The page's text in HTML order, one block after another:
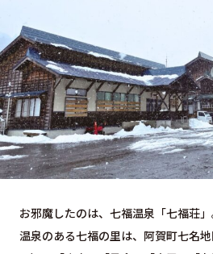
お邪魔したのは、七福温泉「七福荘」
温泉のある七福の里は、阿賀町七名